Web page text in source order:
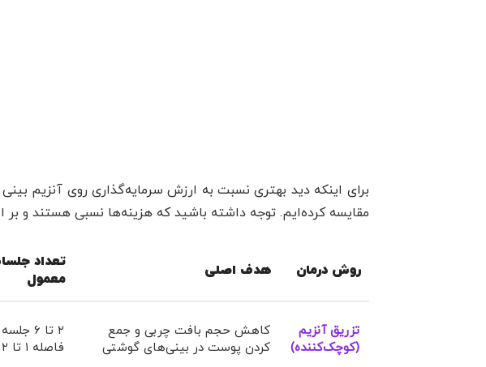
برای اینکه دید بهتری نسبت به ارزش سرمایه‌گذاری روی آنزیم
مقایسه کرده‌ایم. توجه داشته باشید که هزینه‌ها نسبی هستند و
روش درمان هدف اصلی
تعداد
معمول
تزریق آنزیم
(کوچک‌کننده)
کاهش حجم بافت چربی و جمع
کردن پوست در بینی‌های گوشتی
۲ تا ۶
فاصله ۱ تا ۲ هفته)